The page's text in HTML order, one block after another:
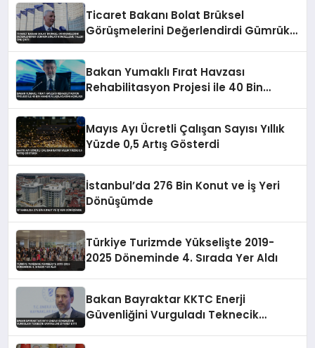
Ticaret Bakanı Bolat Brüksel
Görüşmelerini Değerlendirdi Gümrük
Bakan Yumaklı Fırat Havzası
Rehabilitasyon Projesi ile 40 Bin
Mayıs Ayı Ücretli Çalışan Sayısı Yıllık
Yüzde 0,5 Artış Gösterdi
İstanbul’da 276 Bin Konut ve İş Yeri
Dönüşümde
Türkiye Turizmde Yükselişte 2019-
2025 Döneminde 4. Sırada Yer Aldı
Bakan Bayraktar KKTC Enerji
Güvenliğini Vurguladı Teknecik